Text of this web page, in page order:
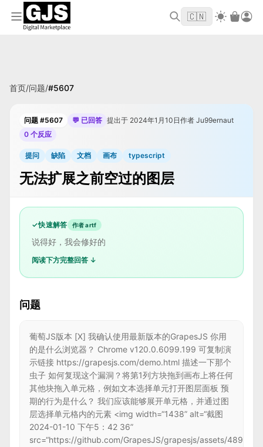
欢迎来到 GJS.MARKET！使用优惠码 WELCOME2026
首单立
🇨🇳
首页/问题/#5607
问题 #5607 💬 已回答 提出于 2024年1月10日作者 Ju99ernaut
0 个反应
提问 缺陷 文档 画布 typescript
无法扩展之前空过的图层
✓快速解答 作者 artf
说得好，我会修好的
阅读下方完整回答 ↓
问题
葡萄JS版本 [X] 我确认使用最新版本的GrapesJS 你用
的是什么浏览器？ Chrome v120.0.6099.199 可复制演
示链接 https://grapesjs.com/demo.html 描述一下那个
虫子 如何复现这个漏洞？将第1列方块拖到画布上将任何
其他块拖入单元格，例如文本选择单元打开图层面板 预
期的行为是什么？ 我们应该能够展开单元格，并通过图
层选择单元格内的元素 <img width=“1438” alt=“截图
2024-01-10 下午5：42 36”
src=“https://github.com/GrapesJS/grapesjs/assets/